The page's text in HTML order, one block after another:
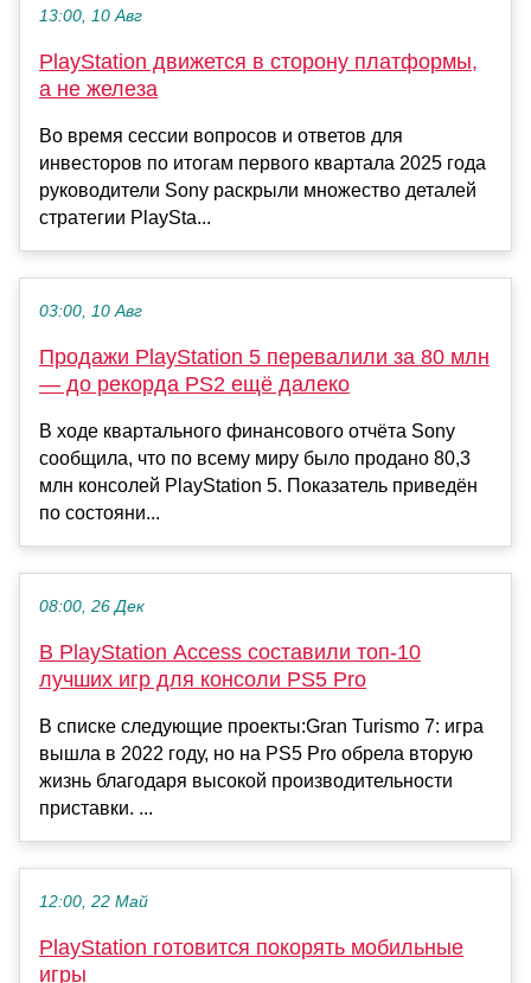
13:00, 10 Авг
PlayStation движется в сторону платформы,
а не железа
Во время сессии вопросов и ответов для
инвесторов по итогам первого квартала 2025 года
руководители Sony раскрыли множество деталей
стратегии PlaySta...
03:00, 10 Авг
Продажи PlayStation 5 перевалили за 80 млн
— до рекорда PS2 ещё далеко
В ходе квартального финансового отчёта Sony
сообщила, что по всему миру было продано 80,3
млн консолей PlayStation 5. Показатель приведён
по состояни...
08:00, 26 Дек
В PlayStation Access составили топ-10
лучших игр для консоли PS5 Pro
В списке следующие проекты:Gran Turismo 7: игра
вышла в 2022 году, но на PS5 Pro обрела вторую
жизнь благодаря высокой производительности
приставки. ...
12:00, 22 Май
PlayStation готовится покорять мобильные
игры